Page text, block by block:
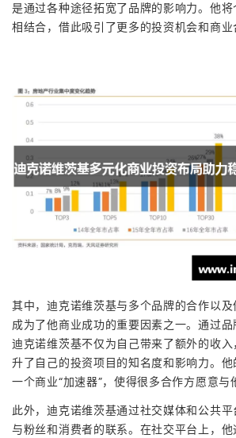
是通过各种途径拓宽了品牌的影响力。他
相结合，借此吸引了更多的投资机会和商业
其中，迪克诺维茨基与多个品牌的合作以及
成为了他商业成功的重要因素之一。通过品
迪克诺维茨基不仅为自己带来了额外的收
升了自己的投资项目的知名度和影响力。
一个商业“加速器”，使得很多合作方愿意与
此外，迪克诺维茨基通过社交媒体和公共
与粉丝和消费者的联系。在社交平台上，